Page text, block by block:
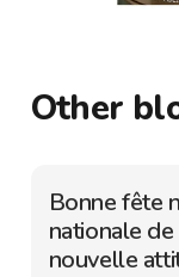
Other
Bonne fête
nationale
nouvelle